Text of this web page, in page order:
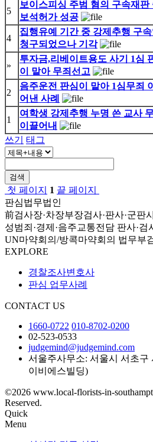
5
보이스피싱 주범 혐의 구속재판
보석허가 성공
4
집행유예 기간 중 강제추행 구
청구되었으나 기각
»
투자금,리베이트용도 사기 1심
이 맡아 무죄선고
2
음주운전 판심이 맡아 1심무죄
어낸 사례
1
여학생 강제추행 누명 쓴 교사
이끌어내
쓰기
태그
검색
첫 페이지 1 끝 페이지
판심법무법인
前검사장·차장부장검사·판사·군판
성범죄·경제·음주교통전담 판사·검
UN마약회의/방콕마약회의 법무부
EXPLORE
경찰조사변호사
판심 업무사례
CONTACT US
1660-0722 010-8702-0200
02-523-0533
judgemind@judgemind.com
서울주사무소: 서울시 서초구
이비에스빌딩)
©2026 www.local-florists-in-
Reserved.
Quick
Menu